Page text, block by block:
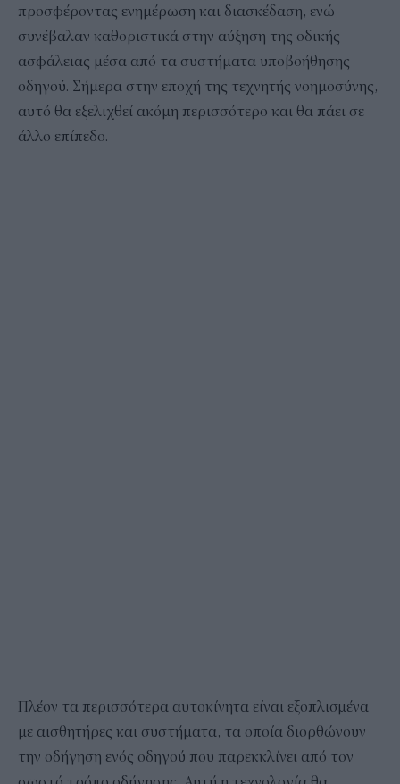
προσφέροντας ενημέρωση και διασκέδαση, ενώ
συνέβαλαν καθοριστικά στην αύξηση της οδικής
ασφάλειας μέσα από τα συστήματα υποβοήθησης
οδηγού. Σήμερα στην εποχή της τεχνητής νοημοσύνης,
αυτό θα εξελιχθεί ακόμη περισσότερο και θα πάει σε
άλλο επίπεδο.
Πλέον τα περισσότερα αυτοκίνητα είναι εξοπλισμένα
με αισθητήρες και συστήματα, τα οποία διορθώνουν
την οδήγηση ενός οδηγού που παρεκκλίνει από τον